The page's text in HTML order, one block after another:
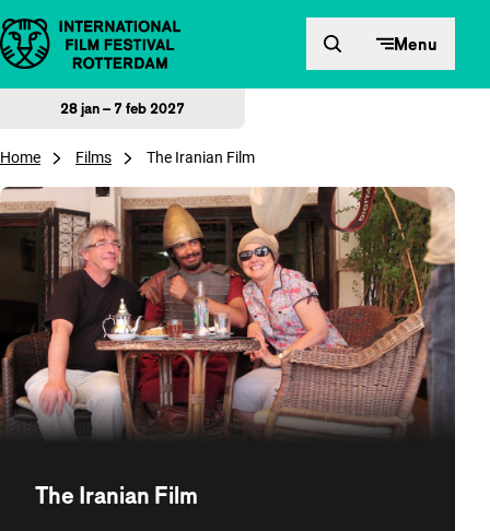
Direct naar inhoud Menu
28 jan – 7 feb 2027
Home Films The Iranian Film
The Iranian Film